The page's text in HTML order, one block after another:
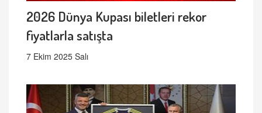
2026 Dünya Kupası biletleri rekor
fiyatlarla satışta
7 Ekim 2025 Salı